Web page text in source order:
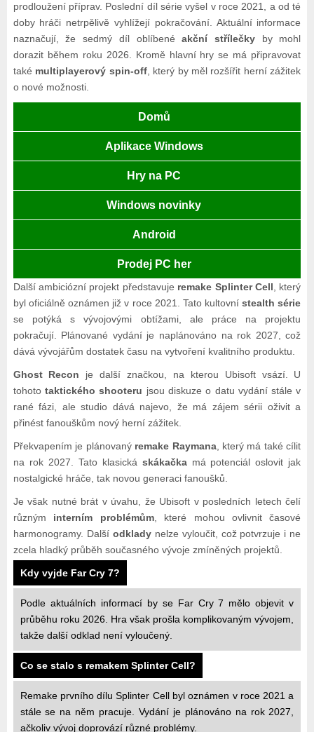
prodloužení příprav. Poslední díl série vyšel v roce 2021, a od té
doby hráči netrpělivě vyhlížejí pokračování. Aktuální informace
naznačují, že sedmý díl oblíbenéakční střílečkyby mohl
dorazit během roku 2026. Kromě hlavní hry se má připravovat
také multiplayerový spin-off, který by měl rozšířit herní zážitek
o nové možnosti.
Domů
Aplikace Windows
Hry na PC
Windows novinky
Android
Prodej PC her
Další ambiciózní projekt představuje remake Splinter Cell , který
byl oficiálně oznámen již v roce 2021. Tato kultovnístealth série
se potýká s vývojovými obtížami, ale práce na projektu
pokračují. Plánované vydání je naplánováno na rok 2027, což
dává vývojářům dostatek času na vytvoření kvalitního produktu.
Ghost Recon je další značkou, na kterou Ubisoft vsází. U
tohoto taktického shooteru jsou diskuze o datu vydání stále v
rané fázi, ale studio dává najevo, že má zájem sérii oživit a
přinést fanouškům nový herní zážitek.
Překvapením je plánovaný remake Raymana, který má také cílit
na rok 2027. Tato klasická skákačkamá potenciál oslovit jak
nostalgické hráče, tak novou generaci fanoušků.
Je však nutné brát v úvahu, že Ubisoft v posledních letech čelí
různým interním problémům, které mohou ovlivnit časové
harmonogramy. Další odkladynelze vyloučit, což potvrzuje i ne
zcela hladký průběh současného vývoje zmíněných projektů.
Kdy vyjde Far Cry 7?
Podle aktuálních informací by se Far Cry 7 mělo objevit v
průběhu roku 2026. Hra však prošla komplikovaným vývojem,
takže další odklad není vyloučený.
Co se stalo s remakem Splinter Cell?
Remake prvního dílu Splinter Cell byl oznámen v roce 2021 a
stále se na něm pracuje. Vydání je plánováno na rok 2027,
ačkoliv vývoj doprovází různé problémy.